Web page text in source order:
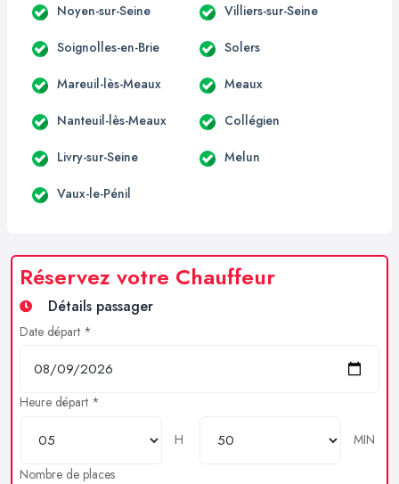
Noyen-sur-Seine Villiers-sur-Seine
Soignolles-en-Brie Solers
Mareuil-lès-Meaux Meaux
Nanteuil-lès-Meaux Collégien
Livry-sur-Seine Melun
Vaux-le-Pénil
Réservez votre Chauffeur
Détails passager
Date départ *
Heure départ *
H
MIN
Nombre de places